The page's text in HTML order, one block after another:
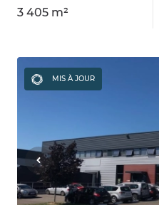
3 405 m²
MIS À JOUR